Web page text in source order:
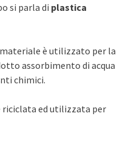
si parla di plastica
è utilizzato per la
assorbimento di acqua
chimici.
riciclata ed utilizzata per